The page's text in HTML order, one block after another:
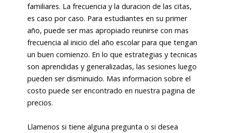
familiares. La frecuencia y la duracion de las citas,
es caso por caso. Para estudiantes en su primer
año, puede ser mas apropiado reunirse con mas
frecuencia al inicio del año escolar para que tengan
un buen comienzo. En lo que estrategias y tecnicas
son aprendidas y generalizadas, las sesiones luego
pueden ser disminuido. Mas informacion sobre el
costo puede ser encontrado en nuestra pagina de
precios.
Llamenos si tiene alguna pregunta o si desea